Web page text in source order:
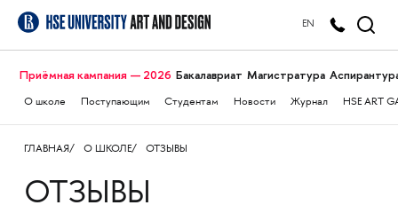
EN
Приёмная кампания — 2026 Бакалавриат Магистратура
О школе Поступающим Студентам Новости Журнал HSE ART
ГЛАВНАЯ О ШКОЛЕ ОТЗЫВЫ
ОТЗЫВЫ